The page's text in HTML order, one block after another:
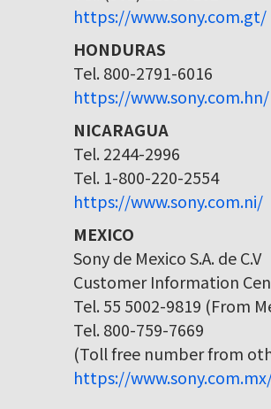
https://www.sony.com.gt/
HONDURAS
Tel. 800-2791-6016
https://www.sony.com.hn/
NICARAGUA
Tel. 2244-2996
Tel. 1-800-220-2554
https://www.sony.com.ni/
MEXICO
Sony de Mexico S.A. de C.V
Customer Information
Tel. 55 5002-9819 (From
Tel. 800-759-7669
(Toll free number from
https://